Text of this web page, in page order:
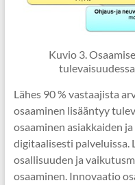
Kuvio 3.
Lähes 90 % vastaajista
osaaminen lisääntyy
osaaminen asiakkaiden
digitaalisesti palveluissa.
osallisuuden ja
osaaminen. Innovaatio